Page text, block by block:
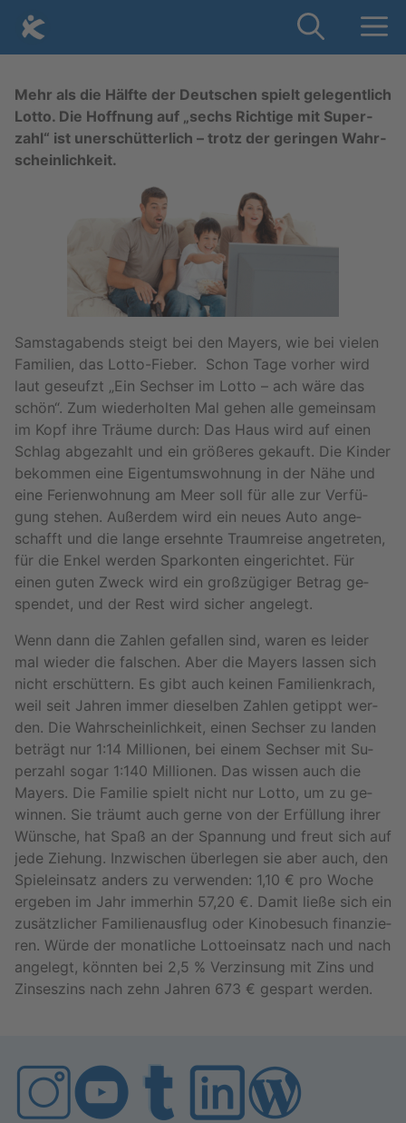
content
Mehr als die Hälf­te der Deut­schen spielt ge­le­gent­lich
Lotto. Die Hoff­nung auf „sechs Rich­ti­ge mit Su­per­
zahl“ ist un­er­schüt­ter­lich – trotz der ge­rin­gen Wahr­
schein­lich­keit.
Sams­tag­abends steigt bei den May­ers, wie bei vie­len
Fa­mi­li­en, das Lot­to-Fie­ber. Schon Tage vor­her wird
laut ge­seufzt „Ein Sech­ser im Lotto – ach wäre das
schön“. Zum wie­der­hol­ten Mal gehen alle ge­mein­sam
im Kopf ihre Träu­me durch: Das Haus wird auf einen
Schlag ab­ge­zahlt und ein grö­ße­res ge­kauft. Die Kin­der
be­kom­men eine Ei­gen­tums­woh­nung in der Nähe und
eine Fe­ri­en­woh­nung am Meer soll für alle zur Ver­fü­
gung ste­hen. Au­ßer­dem wird ein neues Auto an­ge­
schafft und die lange er­sehn­te Traum­rei­se an­ge­tre­ten,
für die Enkel wer­den Spar­kon­ten ein­ge­rich­tet. Für
einen guten Zweck wird ein groß­zü­gi­ger Be­trag ge­
spen­det, und der Rest wird si­cher an­ge­legt.
Wenn dann die Zah­len ge­fal­len sind, waren es lei­der
mal wie­der die fal­schen. Aber die May­ers las­sen sich
nicht er­schüt­tern. Es gibt auch kei­nen Fa­mi­li­en­krach,
weil seit Jah­ren immer die­sel­ben Zah­len ge­tippt wer­
den. Die Wahr­schein­lich­keit, einen Sech­ser zu lan­den
be­trägt nur 1:14 Mil­lio­nen, bei einem Sech­ser mit Su­
per­zahl sogar 1:140 Mil­lio­nen. Das wis­sen auch die
May­ers. Die Fa­mi­lie spielt nicht nur Lotto, um zu ge­
win­nen. Sie träumt auch gerne von der Er­fül­lung ihrer
Wün­sche, hat Spaß an der Span­nung und freut sich auf
jede Zie­hung. In­zwi­schen über­le­gen sie aber auch, den
Spiel­ein­satz an­ders zu ver­wen­den: 1,10 € pro Woche
er­ge­ben im Jahr im­mer­hin 57,20 €. Damit ließe sich ein
zu­sätz­li­cher Fa­mi­li­en­aus­flug oder Ki­no­be­such fi­nan­zie­
ren. Würde der mo­nat­li­che Lot­to­ein­satz nach und nach
an­ge­legt, könn­ten bei 2,5 % Ver­zin­sung mit Zins und
Zin­ses­zins nach zehn Jah­ren 673 € ge­spart wer­den.